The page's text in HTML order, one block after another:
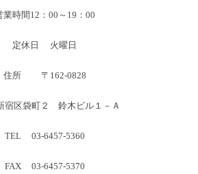
業時間12：00～19：00
定休日 火曜日
住所 〒162-0828
宿区袋町２ 鈴木ビル１－Ａ
TEL 03-6457-5360
FAX 03-6457-5370